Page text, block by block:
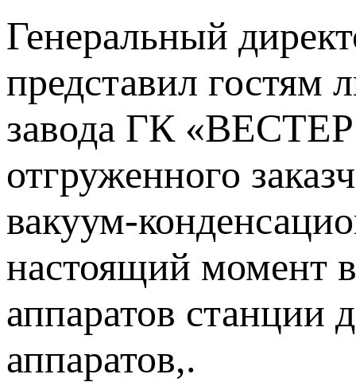
Генеральный
представил гостям
завода ГК
отгруженного
вакуум-
настоящий момент в
аппаратов станции
аппаратов,.